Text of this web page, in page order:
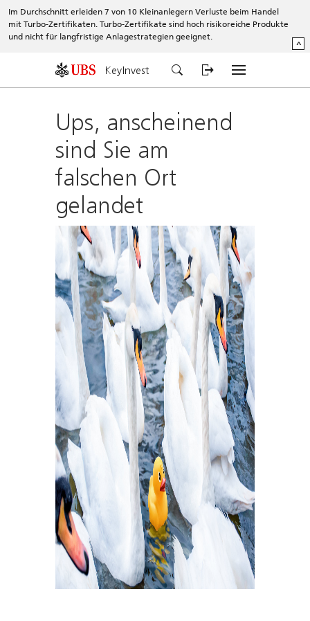
Im Durchschnitt erleiden 7 von 10 Kleinanlegern Verluste beim Handel
mit Turbo-Zertifikaten. Turbo-Zertifikate sind hoch risikoreiche Produkte
und nicht für langfristige Anlagestrategien geeignet.
^
KeyInvest
Ups, anscheinend
sind Sie am
falschen Ort
gelandet